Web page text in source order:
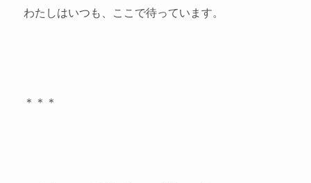
わたしはいつも、ここで待っています。
＊＊＊